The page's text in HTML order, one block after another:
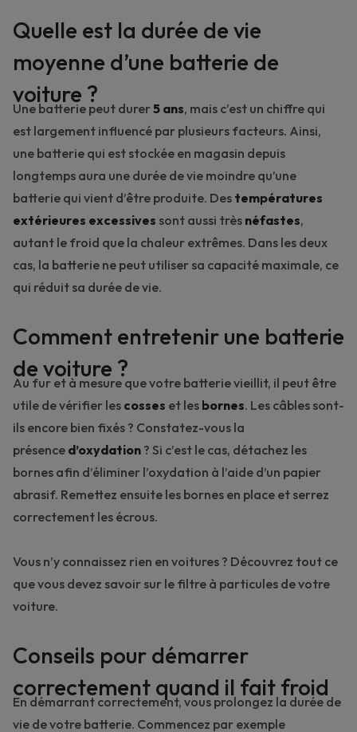
Quelle est la durée de vie
moyenne d’une batterie de
voiture ?
Une batterie peut durer5 ans, mais c’est un chiffre qui
est largement influencé par plusieurs facteurs. Ainsi,
une batterie qui est stockée en magasin depuis
longtemps aura une durée de vie moindre qu’une
batterie qui vient d’être produite. Des températures
extérieures excessives sont aussi très néfastes,
autant le froid que la chaleur extrêmes. Dans les deux
cas, la batterie ne peut utiliser sa capacité maximale, ce
qui réduit sa durée de vie.
Comment entretenir une batterie
de voiture ?
Au fur et à mesure que votre batterie vieillit, il peut être
utile de vérifier les cosses et les bornes. Les câbles sont-
ils encore bien fixés ? Constatez-vous la
présence d’oxydation ? Si c’est le cas, détachez les
bornes afin d’éliminer l’oxydation à l’aide d’un papier
abrasif. Remettez ensuite les bornes en place et serrez
correctement les écrous.
Vous n’y connaissez rien en voitures ? Découvrez tout ce
que vous devez savoir sur le filtre à particules de votre
voiture.
Conseils pour démarrer
correctement quand il fait froid
En démarrant correctement, vous prolongez la durée de
vie de votre batterie. Commencez par exemple